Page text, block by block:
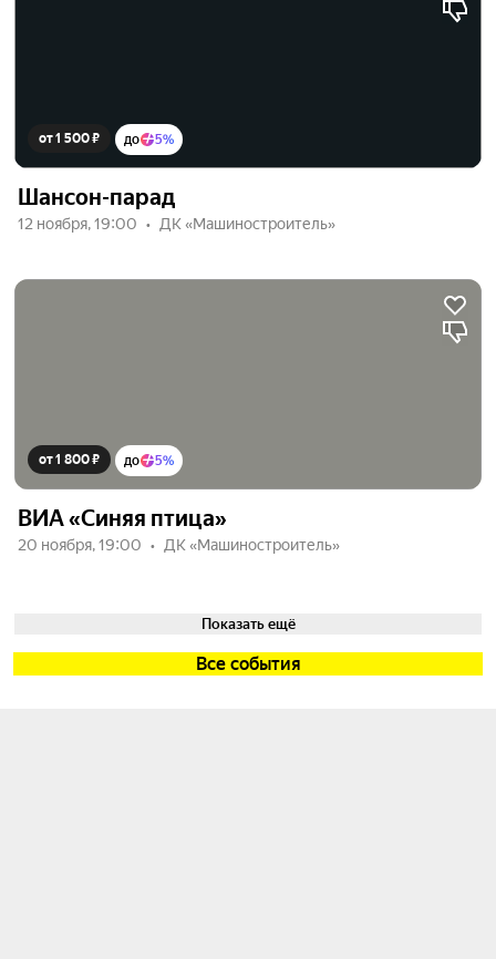
от 1 500 ₽ до 5%
Шансон-парад
12 ноября, 19:00 ДК «Машиностроитель»
от 1 800 ₽ до 5%
ВИА «Синяя птица»
20 ноября, 19:00 ДК «Машиностроитель»
Показать ещё
Все события